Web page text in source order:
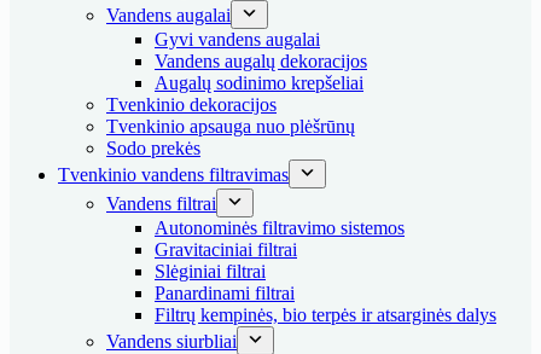
Vandens augalai
Gyvi vandens augalai
Vandens augalų dekoracijos
Augalų sodinimo krepšeliai
Tvenkinio dekoracijos
Tvenkinio apsauga nuo plėšrūnų
Sodo prekės
Tvenkinio vandens filtravimas
Vandens filtrai
Autonominės filtravimo sistemos
Gravitaciniai filtrai
Slėginiai filtrai
Panardinami filtrai
Filtrų kempinės, bio terpės ir atsarginės dalys
Vandens siurbliai